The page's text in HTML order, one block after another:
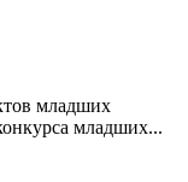
младших
младших...